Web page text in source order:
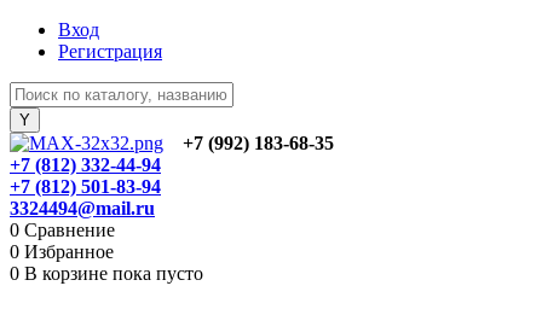
Вход
Регистрация
+7 (992) 183-68-35
+7 (812) 332-44-94
+7 (812) 501-83-94
3324494@mail.ru
0 Сравнение
0 Избранное
0 В корзине пока пусто